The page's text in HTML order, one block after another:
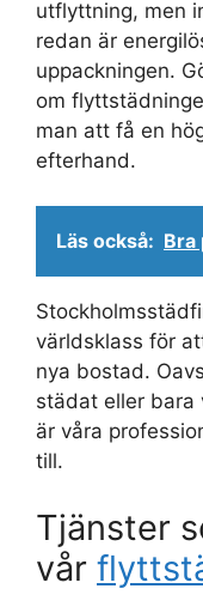
utflyttning, men
redan är
uppackningen.
om
man att få en
efterhand.
Läs också: Bra
världsklass för
nya bostad.
städat eller bara
är våra
till.
Tjänster
vår